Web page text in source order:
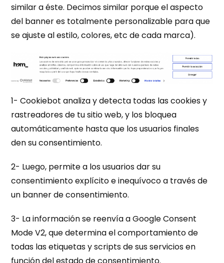
similar a éste. Decimos similar porque el aspecto
del banner es totalmente personalizable para que
se ajuste al estilo, colores, etc de cada marca).
1- Cookiebot analiza y detecta todas las cookies y
rastreadores de tu sitio web, y los bloquea
automáticamente hasta que los usuarios finales
den su consentimiento.
2- Luego, permite a los usuarios dar su
consentimiento explícito e inequívoco a través de
un banner de consentimiento.
3- La información se reenvía a Google Consent
Mode V2, que determina el comportamiento de
todas las etiquetas y scripts de sus servicios en
función del estado de consentimiento.